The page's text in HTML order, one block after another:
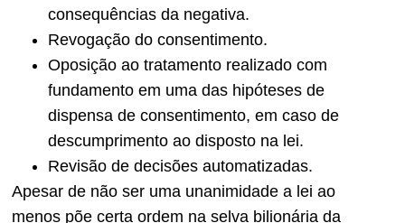
consequências da negativa.
Revogação do consentimento.
Oposição ao tratamento realizado com
fundamento em uma das hipóteses de
dispensa de consentimento, em caso de
descumprimento ao disposto na lei.
Revisão de decisões automatizadas.
Apesar de não ser uma unanimidade a lei ao
menos põe certa ordem na selva bilionária da